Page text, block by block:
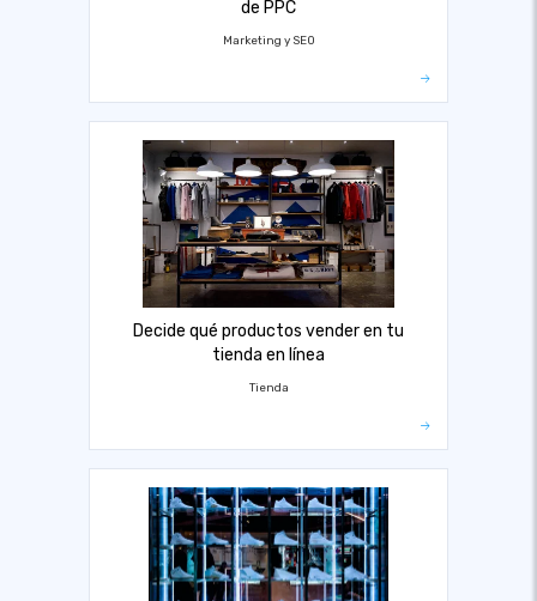
de PPC
Marketing y SEO
Decide qué productos vender en tu
tienda en línea
Tienda